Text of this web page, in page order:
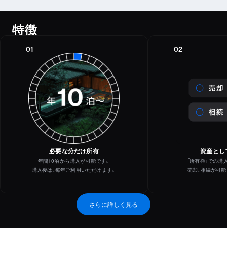
特徴
01
必要な分だけ所有
年間10泊から購入が可能です。
購入後は、毎年ご利用いただけます。
02
資産とし
「所有権」での購
売却、相続が可
さらに詳しく見る